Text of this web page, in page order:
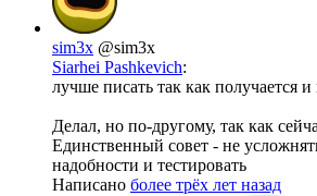
sim3x @sim3x
Siarhei Pashkevich:
лучше писать так как получается
Делал, но по-другому, так как
Единственный совет - не
надобности и тестировать
Написано более трёх лет назад